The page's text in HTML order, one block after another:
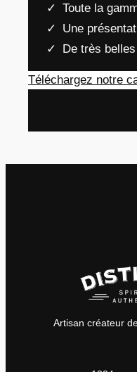
Toute la
Une
De très
Téléchargez notre
Artisan créateur